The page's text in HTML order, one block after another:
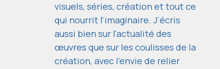
visuels, séries, création et tout ce
qui nourrit l'imaginaire. J'écris
aussi bien sur l'actualité des
œuvres que sur les coulisses de la
création, avec l'envie de relier